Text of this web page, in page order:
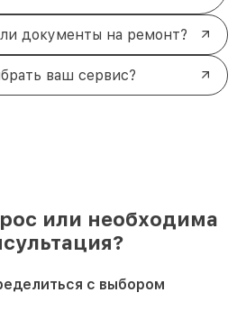
документы на ремонт?
ваш сервис?
или необходима
с выбором